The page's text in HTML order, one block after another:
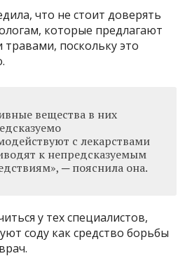
что не стоит доверять
которые предлагают
травами, поскольку это
вещества в них
с лекарствами
к непредсказуемым
─ пояснила она.
у тех специалистов,
соду как средство борьбы